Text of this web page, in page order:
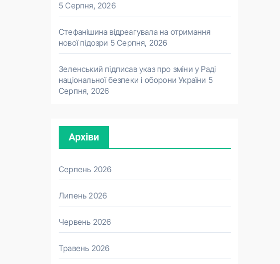
5 Серпня, 2026
Стефанішина відреагувала на отримання
нової підозри 5 Серпня, 2026
Зеленський підписав указ про зміни у Раді
національної безпеки і оборони України 5
Серпня, 2026
Архіви
Серпень 2026
Липень 2026
Червень 2026
Травень 2026